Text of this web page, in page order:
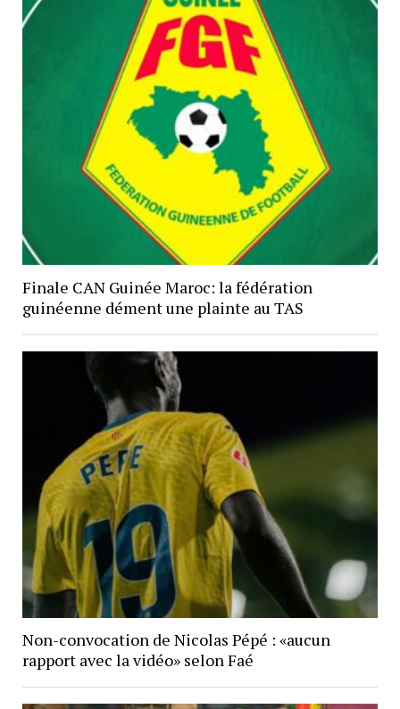
Finale CAN Guinée Maroc: la fédération
guinéenne dément une plainte au TAS
Non-convocation de Nicolas Pépé : «aucun
rapport avec la vidéo» selon Faé